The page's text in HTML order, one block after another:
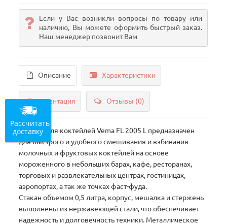
Если у Вас возникли вопросы по товару или
наличию, Вы можете оформить быстрый заказ.
Наш менеджер позвонит Вам
Описание Характеристики
Документация Отзывы (0)
Миксер для коктейлей Vema FL 2005 L предназначен
для быстрого и удобного смешивания и взбивания
молочных и фруктовых коктейлей на основе
мороженного в небольших барах, кафе, ресторанах,
торговых и развлекательных центрах, гостиницах,
аэропортах, а так же точках фаст-фуда.
Стакан объемом 0,5 литра, корпус, мешалка и стержень
выполнены из нержавеющей стали, что обеспечивает
надежность и долговечность техники. Металлическое
Рассчитать
доставку